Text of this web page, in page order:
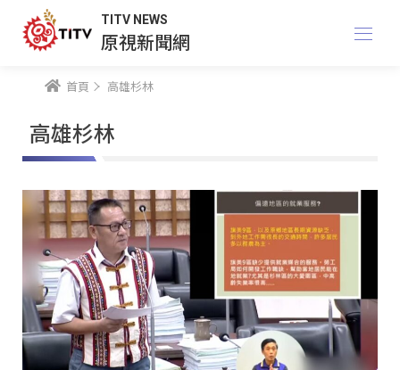
TITV NEWS
原視新聞網
首頁 高雄杉林
高雄杉林